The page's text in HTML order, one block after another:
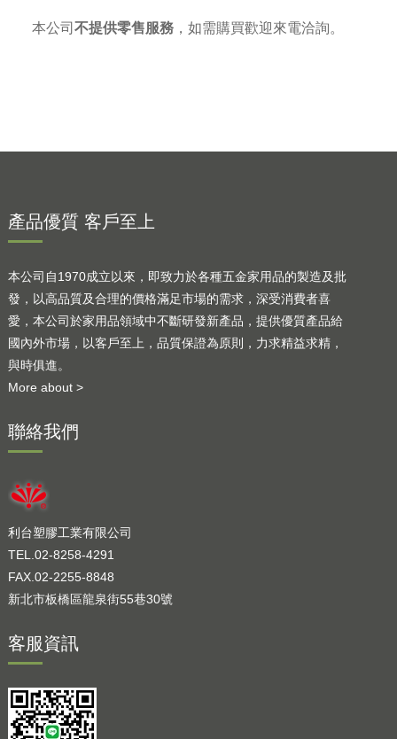
本公司 不提供零售服務， 如需購買歡迎來電洽詢。
產品優質 客戶至上
本公司自1970成立以來，即致力於各種五金家用品的製造及批
發，以高品質及合理的價格滿足市場的需求，深受消費者喜
愛，本公司於家用品領域中不斷研發新產品，提供優質產品給
國內外市場，以客戶至上，品質保證為原則，力求精益求精，
與時俱進。
More about >
聯絡我們
利台塑膠工業有限公司
TEL.02-8258-4291
FAX.02-2255-8848
新北市板橋區龍泉街55巷30號
客服資訊